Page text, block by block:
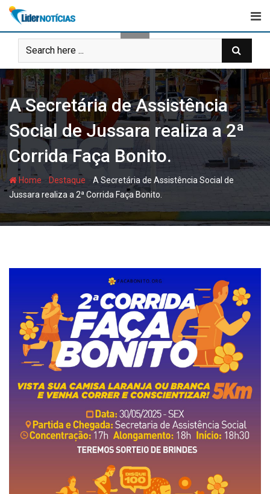
Skip
content
A Secretária de Assistência
Social de Jussara realiza a 2ª
Corrida Faça Bonito.
Home - Destaque -A Secretária de Assistência Social de
Jussara realiza a 2ª Corrida Faça Bonito.